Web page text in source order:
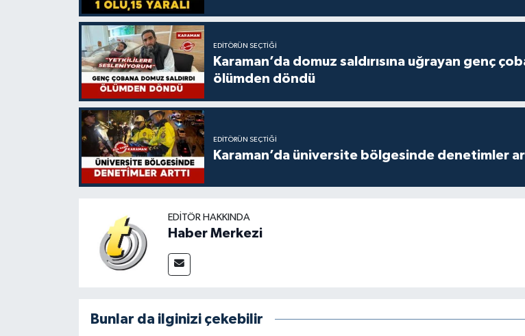
EDITÖRÜN SEÇTIĞI
Karaman’da domuz saldırısına uğrayan genç
ölümden döndü
EDITÖRÜN SEÇTIĞI
Karaman’da üniversite bölgesinde denetimler
EDITÖR HAKKINDA
Haber Merkezi
Bunlar da ilginizi çekebilir